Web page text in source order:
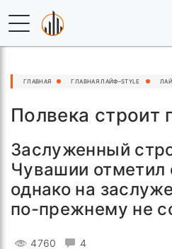
ГЛАВНАЯ ГЛАВНАЯ ЛАЙФ–STYLE
Полвека строит
Заслуженный
Чувашии отметил
однако на
по-прежнему не
4760 4